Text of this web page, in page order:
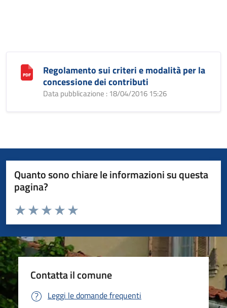
Regolamento sui criteri e modalità per la
concessione dei contributi
Data pubblicazione : 18/04/2016 15:26
Quanto sono chiare le informazioni su questa
pagina?
Valuta da 1 a 5 stelle la pagina
Valuta 5 stelle su 5
Valuta 4 stelle su 5
Valuta 3 stelle su 5
Valuta 2 stelle su 5
Valuta 1 stelle su 5
Contatta il comune
Leggi le domande frequenti